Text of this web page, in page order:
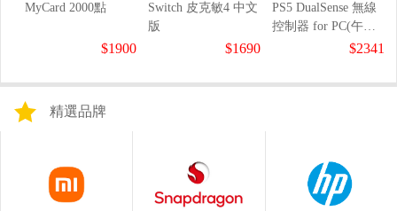
MyCard 2000點
$1900
Switch 皮克敏4 中文
版
$1690
PS5 DualSense 無線
控制器 for PC(午夜
$2341
精選品牌